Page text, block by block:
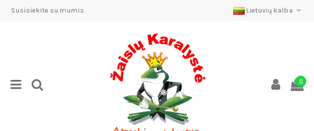
Susisiekite su mumis Lietuvių kalba
0